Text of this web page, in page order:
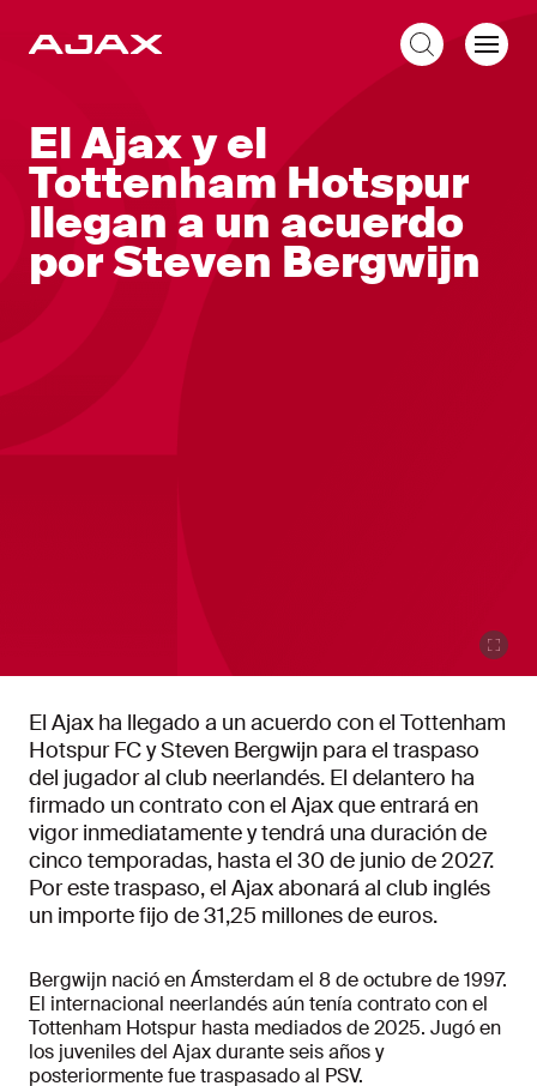
El Ajax y el
Tottenham Hotspur
llegan a un acuerdo
por Steven Bergwijn
El Ajax ha llegado a un acuerdo con el Tottenham
Hotspur FC y Steven Bergwijn para el traspaso
del jugador al club neerlandés. El delantero ha
firmado un contrato con el Ajax que entrará en
vigor inmediatamente y tendrá una duración de
cinco temporadas, hasta el 30 de junio de 2027.
Por este traspaso, el Ajax abonará al club inglés
un importe fijo de 31,25 millones de euros.
Bergwijn nació en Ámsterdam el 8 de octubre de 1997.
El internacional neerlandés aún tenía contrato con el
Tottenham Hotspur hasta mediados de 2025. Jugó en
los juveniles del Ajax durante seis años y
posteriormente fue traspasado al PSV.